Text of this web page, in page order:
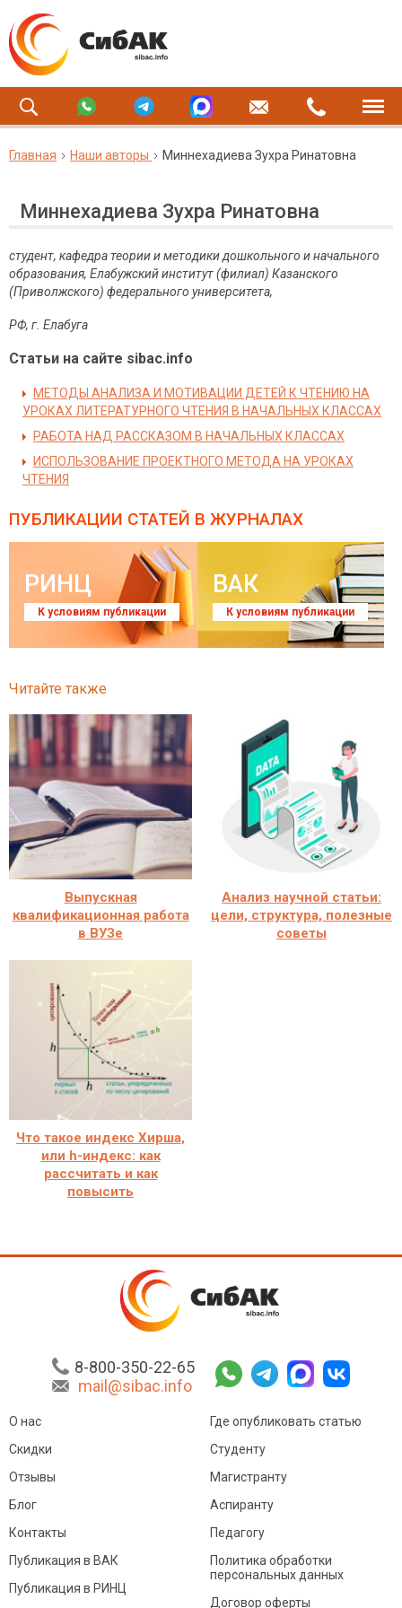
Главная Наши авторы Миннехадиева Зухра Ринатовна
Миннехадиева Зухра Ринатовна
студент, кафедра теории и методики дошкольного и начального
образования, Елабужский институт (филиал) Казанского
(Приволжского) федерального университета,
РФ, г Елабуга
Статьи на сайте sibac.info
МЕТОДЫ АНАЛИЗА И МОТИВАЦИИ ДЕТЕЙ К ЧТЕНИЮ НА
УРОКАХ ЛИТЕРАТУРНОГО ЧТЕНИЯ В НАЧАЛЬНЫХ КЛАССАХ
РАБОТА НАД РАССКАЗОМ В НАЧАЛЬНЫХ КЛАССАХ
ИСПОЛЬЗОВАНИЕ ПРОЕКТНОГО МЕТОДА НА УРОКАХ
ЧТЕНИЯ
ПУБЛИКАЦИИ СТАТЕЙ В ЖУРНАЛАХ
РИНЦ
К условиям публикации
ВАК
К условиям публикации
Читайте также
Выпускная
квалификационная работа
в ВУЗе
Анализ научной статьи:
цели, структура, полезные
советы
Что такое индекс Хирша,
или h-индекс: как
рассчитать и как
повысить
8-800-350-22-65
mail@sibac.info
О нас
Скидки
Отзывы
Блог
Контакты
Где опубликовать статью
Студенту
Магистранту
Аспиранту
Педагогу
Публикация в ВАК
Публикация в РИНЦ
Политика обработки
персональных данных
Договор оферты